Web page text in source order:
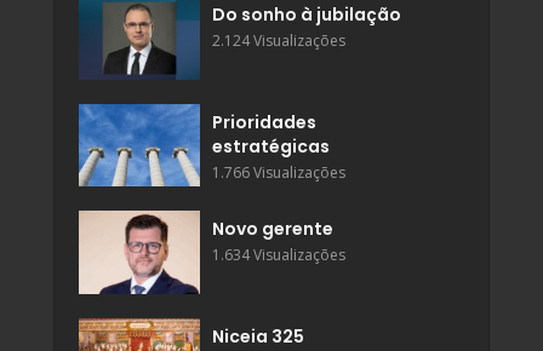
Do sonho à jubilação
2.124 Visualizações
Prioridades
estratégicas
1.766 Visualizações
Novo gerente
1.634 Visualizações
Niceia 325